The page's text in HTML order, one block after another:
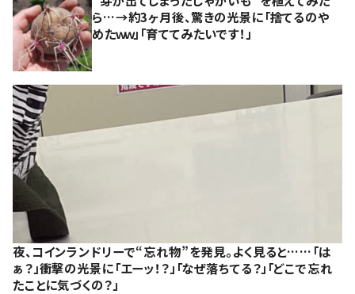
ら…→約3ヶ月後、驚きの光景に「捨てるのや
めたｗｗ」「育ててみたいです！」
夜、コインランドリーで“忘れ物”を発見。よく見ると……「は
ぁ？」衝撃の光景に「エーッ！？」「なぜ落ちてる？」「どこで忘れ
たことに気づくの？」